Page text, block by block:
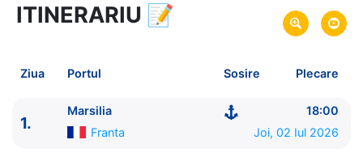
8 zile vacanta de croaziera in
Marea Mediterana de Vest -
Plecare pe 02 Iul 2026 din Marsilia, Franta
MSC Cruises
ITINERARIU 📝
Ziua Portul Sosire Plecare
1.
Marsilia
18:00
Franta
Joi, 02 Iul 2026